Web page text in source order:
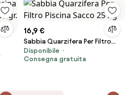
16,9 €
Sabbia Quarzifera Per Filtro
Piscina Sacco 25 Kg
Disponibile
Consegna gratuita